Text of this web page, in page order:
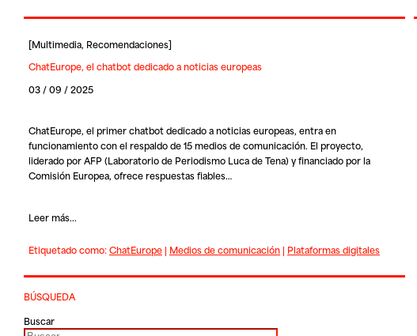
[Multimedia, Recomendaciones]
ChatEurope, el chatbot dedicado a noticias europeas
03 / 09 / 2025
ChatEurope, el primer chatbot dedicado a noticias europeas, entra en
funcionamiento con el respaldo de 15 medios de comunicación. El proyecto,
liderado por AFP (Laboratorio de Periodismo Luca de Tena) y financiado por la
Comisión Europea, ofrece respuestas fiables…
Leer más...
Etiquetado como:ChatEurope| Medios de comunicación| Plataformas digitales
BÚSQUEDA
Buscar